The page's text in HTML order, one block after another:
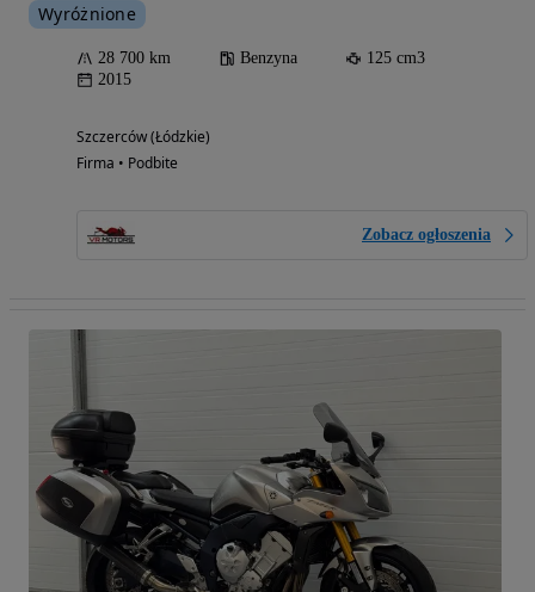
Wyróżnione
28 700 km Benzyna
125 cm3
2015
Szczerców (Łódzkie)
Firma • Podbite
Zobacz ogłoszenia